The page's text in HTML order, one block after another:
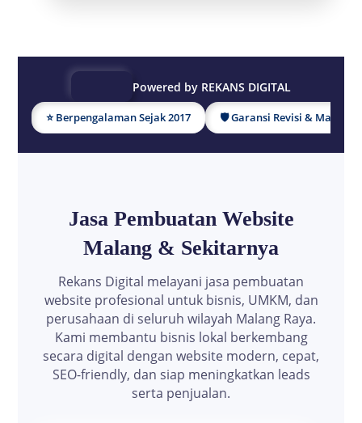
Powered by REKANS DIGITAL
⭐ Berpengalaman Sejak 2017 🛡 Garansi Revisi &
Jasa Pembuatan Website
Malang & Sekitarnya
Rekans Digital melayani jasa pembuatan
website profesional untuk bisnis, UMKM, dan
perusahaan di seluruh wilayah Malang Raya.
Kami membantu bisnis lokal berkembang
secara digital dengan website modern, cepat,
SEO-friendly, dan siap meningkatkan leads
serta penjualan.